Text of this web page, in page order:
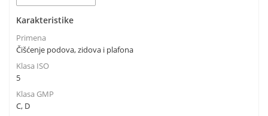
Karakteristike
Primena
Čišćenje podova, zidova i plafona
Klasa ISO
5
Klasa GMP
C, D